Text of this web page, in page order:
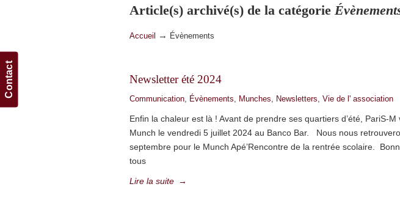
Contact
Article(s) archivé(s) de la catégorie
Accueil → Évènements
Newsletter été 2024
Communication, Évènements, Munches, Newsletters, Vie de l' association
Enfin la chaleur est là ! Avant de prendre ses quartiers d’été, PariS-
Munch le vendredi 5 juillet 2024 au Banco Bar. Nous nous
septembre pour le Munch Apé’Rencontre de la rentrée scolaire.
tous
Lire la suite →